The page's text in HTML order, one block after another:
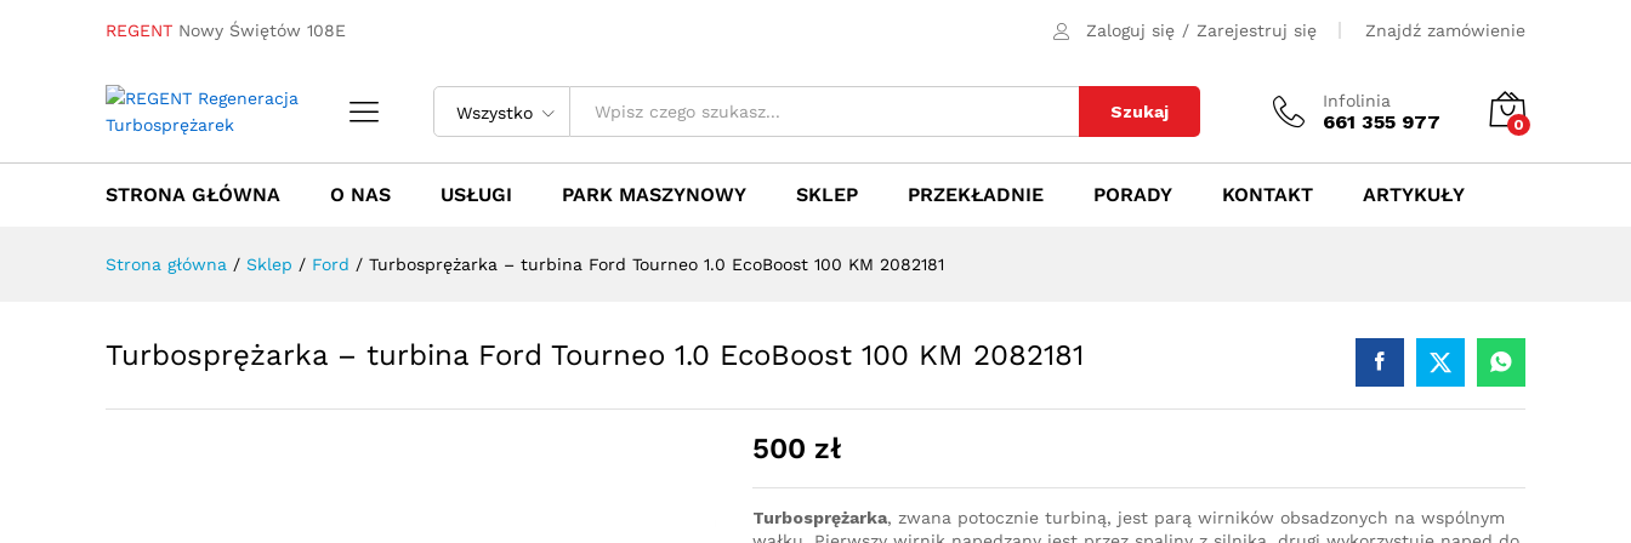
REGENT Nowy Świętów 108E Zaloguj się / Zarejestruj się Znajdź zamówienie
Wszystko Szukaj
Infolinia
661 355 977 0
STRONA GŁÓWNA O NAS USŁUGI PARK MASZYNOWY SKLEP PRZEKŁADNIE PORADY KONTAKT ARTYKUŁY
Strona główna / Sklep / Ford / Turbosprężarka – turbina Ford Tourneo 1.0 EcoBoost 100 KM 2082181
Turbosprężarka – turbina Ford Tourneo 1.0 EcoBoost 100 KM 2082181
500 zł
Turbosprężarka, zwana potocznie turbiną, jest parą wirników obsadzonych na wspólnym
Turbosprężarka – turbina Ford Tourneo 1.0 EcoBoost 100 KM 2082181
Towar / Usługa Specyfikacja Opinie (0)
500zł Dodaj do koszyka